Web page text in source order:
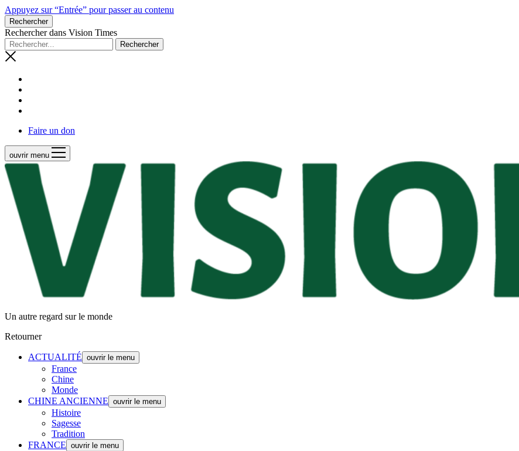
Appuyez sur “Entrée” pour passer au contenu
Rechercher
Rechercher dans Vision Times
Faire un don
ouvrir menu
Un autre regard sur le monde
Retourner
ACTUALITÉ ouvrir le menu
France
Chine
Monde
CHINE ANCIENNE ouvrir le menu
Histoire
Sagesse
Tradition
FRANCE ouvrir le menu